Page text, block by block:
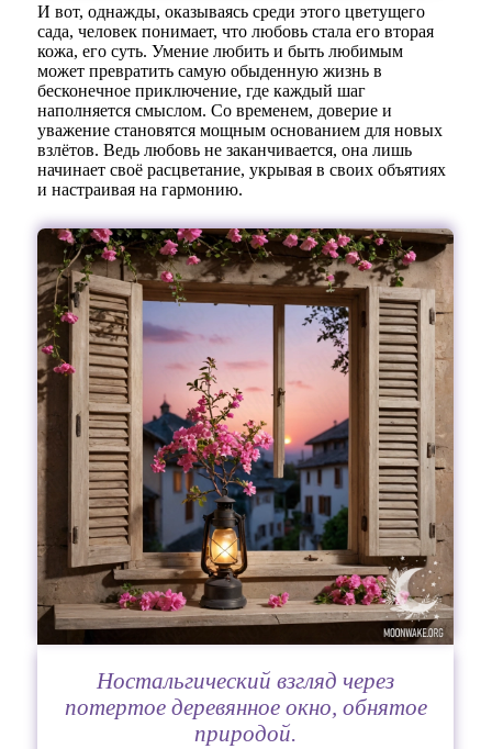
И вот, однажды, оказываясь среди этого цветущего
сада, человек понимает, что любовь стала его вторая
кожа, его суть. Умение любить и быть любимым
может превратить самую обыденную жизнь в
бесконечное приключение, где каждый шаг
наполняется смыслом. Со временем, доверие и
уважение становятся мощным основанием для новых
взлётов. Ведь любовь не заканчивается, она лишь
начинает своё расцветание, укрывая в своих объятиях
и настраивая на гармонию.
Ностальгический взгляд через
потертое деревянное окно, обнятое
природой.